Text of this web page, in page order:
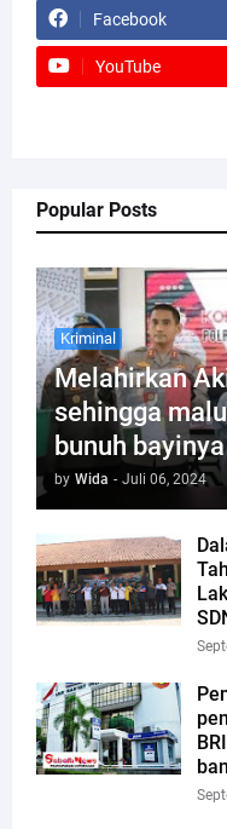
Facebook
YouTube
Popular Posts
Kriminal
Melahirkan
sehingga
bunuh
by Wida - Juli 06, 2024